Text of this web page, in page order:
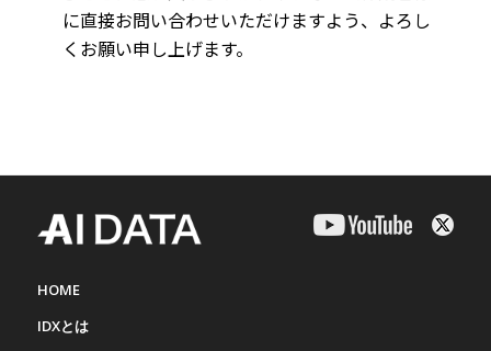
HOME
IDXとは